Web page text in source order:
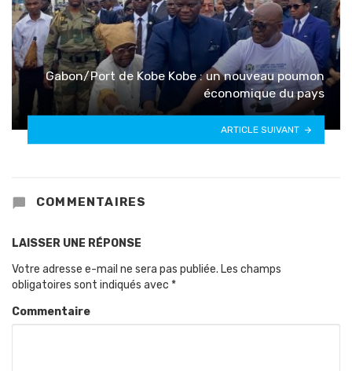
Gabon/Port de Kobe Kobe : un nouveau poumon
économique du pays
ARTICLE SUIVANT
COMMENTAIRES
LAISSER UNE RÉPONSE
Votre adresse e-mail ne sera pas publiée. Les champs
obligatoires sont indiqués avec *
Commentaire